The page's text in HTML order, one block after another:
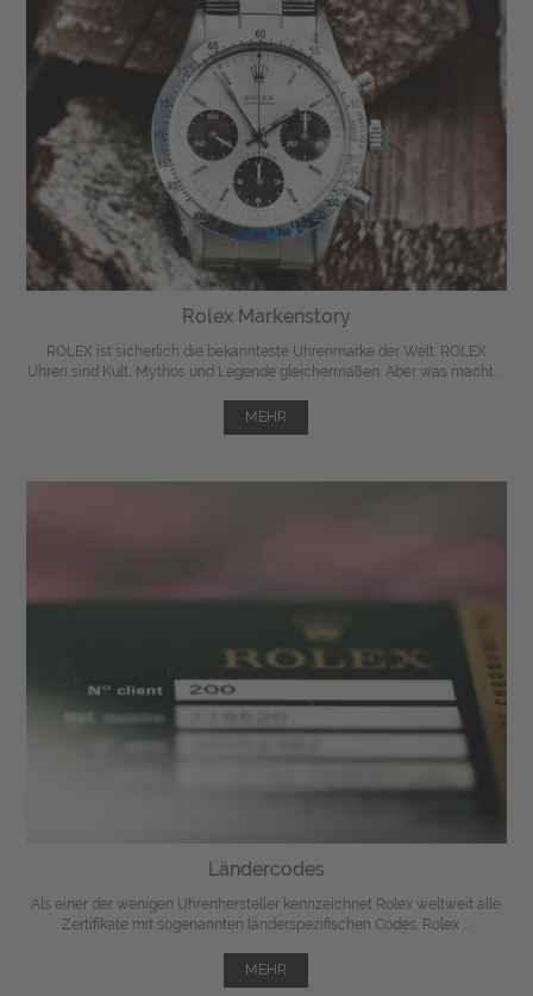
Rolex Markenstory
ROLEX ist sicherlich die bekannteste Uhrenmarke der Welt. ROLEX
Uhren sind Kult, Mythos und Legende gleichermaßen. Aber was macht ...
MEHR
Ländercodes
Als einer der wenigen Uhrenhersteller kennzeichnet Rolex weltweit alle
Zertifikate mit sogenannten länderspezifischen Codes. Rolex ...
MEHR